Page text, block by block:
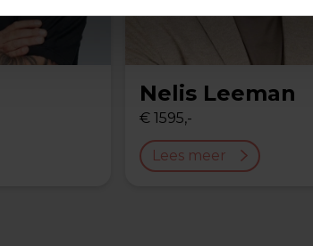
Nelis Leeman
€ 1595,-
Lees meer